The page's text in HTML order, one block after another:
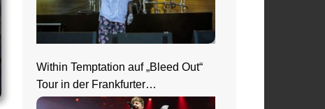
Within Temptation auf „Bleed Out“
Tour in der Frankfurter
Jahrhunderthalle